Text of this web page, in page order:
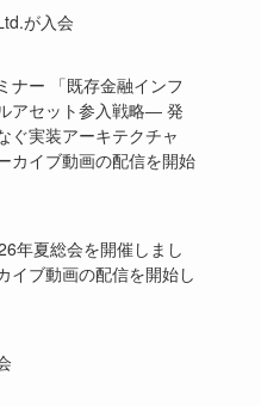
が入会
ナー 「既存金融インフ
アセット参入戦略― 発
ぐ実装アーキテクチャ
カイブ動画の配信を開始
年夏総会を開催しまし
イブ動画の配信を開始し